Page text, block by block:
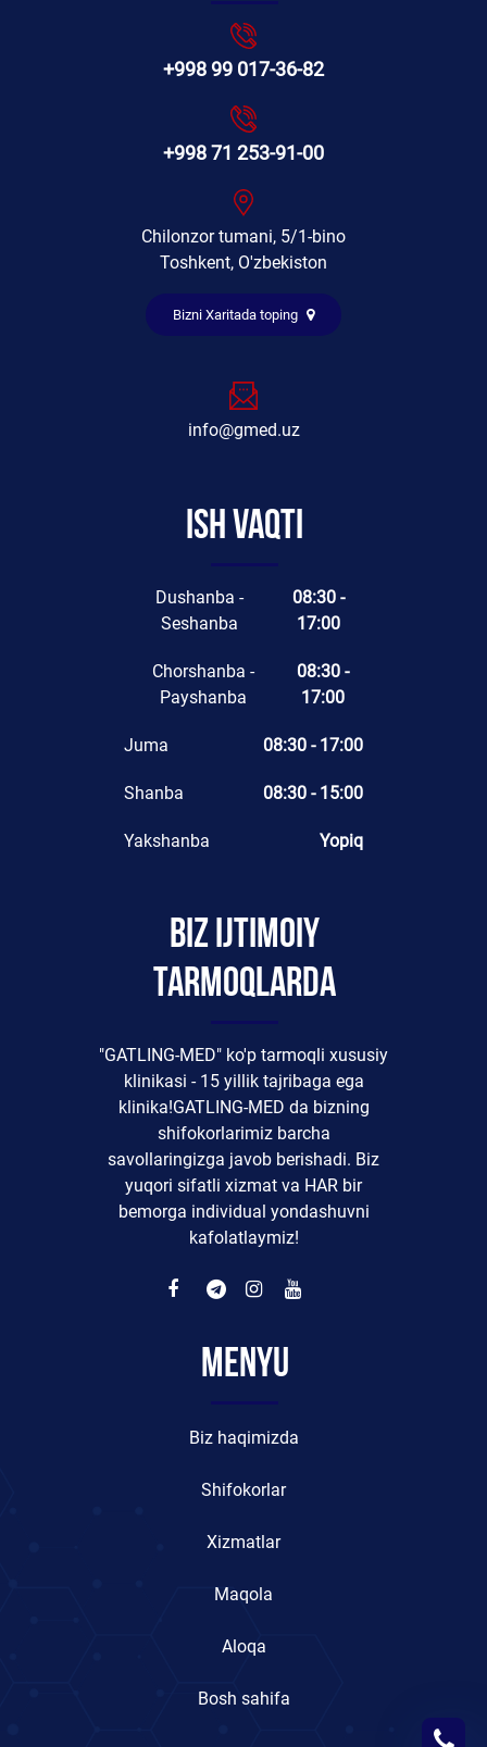
+998 99 017-36-82
+998 71 253-91-00
Chilonzor tumani, 5/1-bino
Toshkent, O'zbekiston
Bizni Xaritada toping
info@gmed.uz
Ish vaqti
Dushanba -
Seshanba
08:30 -
17:00
Chorshanba -
Payshanba
08:30 -
17:00
Juma 08:30 - 17:00
Shanba 08:30 - 15:00
Yakshanba Yopiq
Biz ijtimoiy
tarmoqlarda
"GATLING-MED" ko'p tarmoqli xususiy
klinikasi - 15 yillik tajribaga ega
klinika!GATLING-MED da bizning
shifokorlarimiz barcha
savollaringizga javob berishadi. Biz
yuqori sifatli xizmat va HAR bir
bemorga individual yondashuvni
kafolatlaymiz!
Menyu
Biz haqimizda
Shifokorlar
Xizmatlar
Maqola
Aloqa
Bosh sahifa